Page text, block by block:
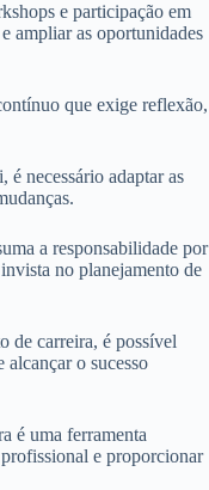
e participação em
ampliar as oportunidades
que exige reflexão,
necessário adaptar as
a responsabilidade por
no planejamento de
de carreira, é possível
o sucesso
é uma ferramenta
e proporcionar